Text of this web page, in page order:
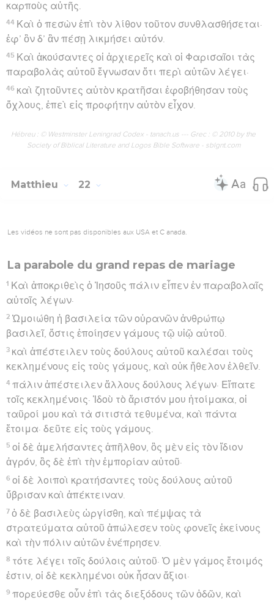
καρποὺς αὐτῆς.
44 Καὶ ὁ πεσὼν ἐπὶ τὸν λίθον τοῦτον συνθλασθήσεται·
ἐφ’ ὃν δ’ ἂν πέσῃ λικμήσει αὐτόν.
45 Καὶ ἀκούσαντες οἱ ἀρχιερεῖς καὶ οἱ Φαρισαῖοι τὰς
παραβολὰς αὐτοῦ ἔγνωσαν ὅτι περὶ αὐτῶν λέγει·
46 καὶ ζητοῦντες αὐτὸν κρατῆσαι ἐφοβήθησαν τοὺς
ὄχλους, ἐπεὶ εἰς προφήτην αὐτὸν εἶχον.
Hébreu : © Westminster Leningrad Codex - tanach.us --- Grec : © 2010 by the
Society of Biblical Literature and Logos Bible Software - sblgnt.com
Matthieu 22
Les vidéos ne sont pas disponibles aux USA et C anada.
La parabole du grand repas de mariage
1 Καὶ ἀποκριθεὶς ὁ Ἰησοῦς πάλιν εἶπεν ἐν παραβολαῖς
αὐτοῖς λέγων·
2 Ὡμοιώθη ἡ βασιλεία τῶν οὐρανῶν ἀνθρώπῳ
βασιλεῖ, ὅστις ἐποίησεν γάμους τῷ υἱῷ αὐτοῦ.
3 καὶ ἀπέστειλεν τοὺς δούλους αὐτοῦ καλέσαι τοὺς
κεκλημένους εἰς τοὺς γάμους, καὶ οὐκ ἤθελον ἐλθεῖν.
4 πάλιν ἀπέστειλεν ἄλλους δούλους λέγων· Εἴπατε
τοῖς κεκλημένοις· Ἰδοὺ τὸ ἄριστόν μου ἡτοίμακα, οἱ
ταῦροί μου καὶ τὰ σιτιστὰ τεθυμένα, καὶ πάντα
ἕτοιμα· δεῦτε εἰς τοὺς γάμους.
5 οἱ δὲ ἀμελήσαντες ἀπῆλθον, ὃς μὲν εἰς τὸν ἴδιον
ἀγρόν, ὃς δὲ ἐπὶ τὴν ἐμπορίαν αὐτοῦ·
6 οἱ δὲ λοιποὶ κρατήσαντες τοὺς δούλους αὐτοῦ
ὕβρισαν καὶ ἀπέκτειναν.
7 ὁ δὲ βασιλεὺς ὠργίσθη, καὶ πέμψας τὰ
στρατεύματα αὐτοῦ ἀπώλεσεν τοὺς φονεῖς ἐκείνους
καὶ τὴν πόλιν αὐτῶν ἐνέπρησεν.
8 τότε λέγει τοῖς δούλοις αὐτοῦ· Ὁ μὲν γάμος ἕτοιμός
ἐστιν, οἱ δὲ κεκλημένοι οὐκ ἦσαν ἄξιοι·
9 πορεύεσθε οὖν ἐπὶ τὰς διεξόδους τῶν ὁδῶν, καὶ